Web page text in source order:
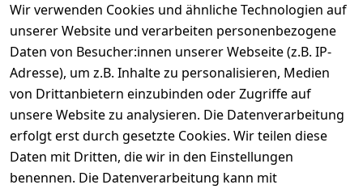
Wir verwenden Cookies und ähnliche Technologien auf
unserer Website und verarbeiten personenbezogene
Daten von Besucher:innen unserer Webseite (z.B. IP-
Adresse), um z.B. Inhalte zu personalisieren, Medien
von Drittanbietern einzubinden oder Zugriffe auf
unsere Website zu analysieren. Die Datenverarbeitung
erfolgt erst durch gesetzte Cookies. Wir teilen diese
Daten mit Dritten, die wir in den Einstellungen
benennen. Die Datenverarbeitung kann mit
d
m
e
i
s